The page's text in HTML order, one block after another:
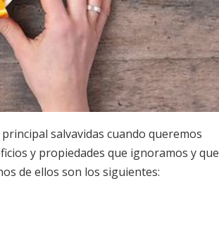
salvavidas cuando queremos
y propiedades que ignoramos y que
de ellos son los siguientes: